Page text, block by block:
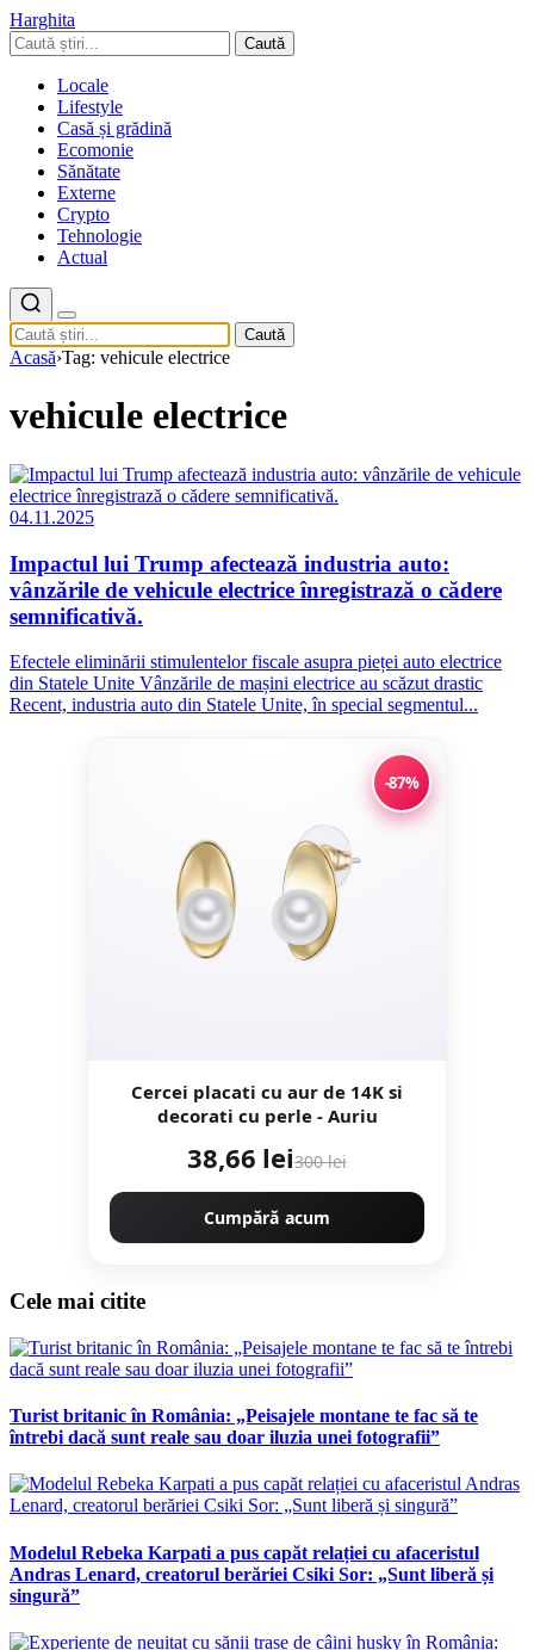
Harghita
Caută
Locale
Lifestyle
Casă și grădină
Ecomonie
Sănătate
Externe
Crypto
Tehnologie
Actual
Caută
Acasă›Tag: vehicule electrice
vehicule electrice
04.11.2025
Impactul lui Trump afectează industria auto:
vânzările de vehicule electrice înregistrază o cădere
semnificativă.
Efectele eliminării stimulentelor fiscale asupra pieței auto electrice
din Statele Unite Vânzările de mașini electrice au scăzut drastic
Recent, industria auto din Statele Unite, în special segmentul...
-87%
Cercei placati cu aur de 14K si
decorati cu perle - Auriu
38,66 lei300 lei
Cumpără acum
Cele mai citite
Turist britanic în România: „Peisajele montane te fac să te
întrebi dacă sunt reale sau doar iluzia unei fotografii”
Modelul Rebeka Karpati a pus capăt relației cu afaceristul
Andras Lenard, creatorul berăriei Csiki Sor: „Sunt liberă și
singură”